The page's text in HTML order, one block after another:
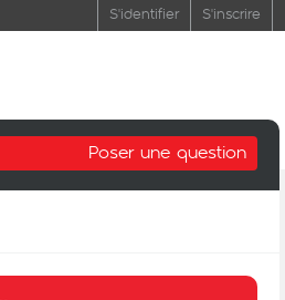
S'identifier S'inscrire
Poser une question